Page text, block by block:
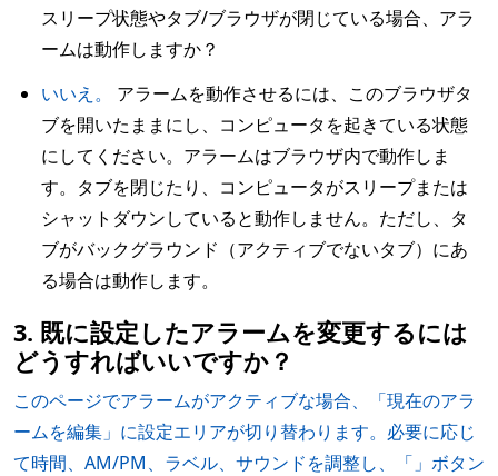
スリープ状態やタブ/ブラウザが閉じている場合、アラ
ームは動作しますか？
いいえ。
アラームを動作させるには、このブラウザタ
ブを開いたままにし、コンピュータを起きている状態
にしてください。アラームはブラウザ内で動作しま
す。タブを閉じたり、コンピュータがスリープまたは
シャットダウンしていると動作しません。ただし、タ
ブがバックグラウンド（アクティブでないタブ）にあ
る場合は動作します。
3. 既に設定したアラームを変更するには
どうすればいいですか？
このページでアラームがアクティブな場合、「現在のアラ
ームを編集」に設定エリアが切り替わります。必要に応じ
て時間、AM/PM、ラベル、サウンドを調整し、「」ボタン